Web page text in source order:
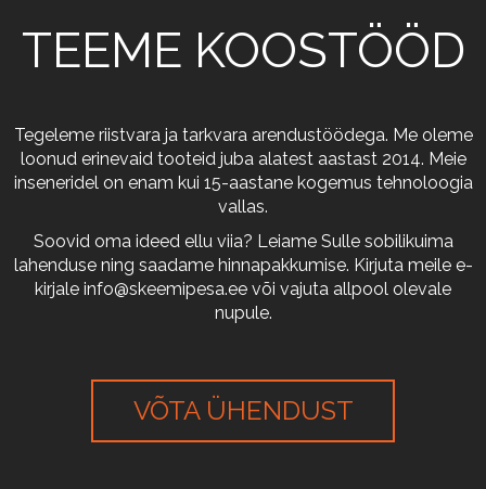
TEEME KOOSTÖÖD
Tegeleme riistvara ja tarkvara arendustöödega. Me oleme
loonud erinevaid tooteid juba alatest aastast 2014. Meie
inseneridel on enam kui 15-aastane kogemus tehnoloogia
vallas.
Soovid oma ideed ellu viia? Leiame Sulle sobilikuima
lahenduse ning saadame hinnapakkumise. Kirjuta meile e-
kirjale info@skeemipesa.ee või vajuta allpool olevale
nupule.
VÕTA ÜHENDUST